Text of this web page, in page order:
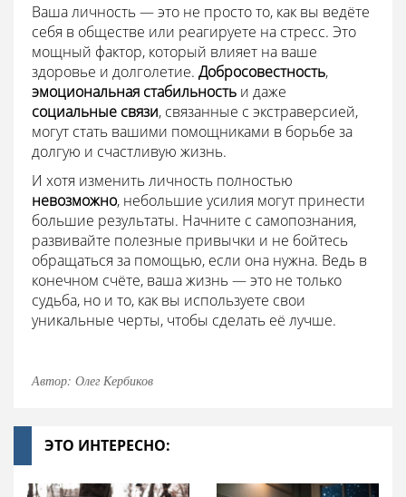
Ваша личность — это не просто то, как вы ведёте
себя в обществе или реагируете на стресс. Это
мощный фактор, который влияет на ваше
здоровье и долголетие. Добросовестность,
эмоциональная стабильность и даже
социальные связи, связанные с экстраверсией,
могут стать вашими помощниками в борьбе за
долгую и счастливую жизнь.
И хотя изменить личность полностью
невозможно, небольшие усилия могут принести
большие результаты. Начните с самопознания,
развивайте полезные привычки и не бойтесь
обращаться за помощью, если она нужна. Ведь в
конечном счёте, ваша жизнь — это не только
судьба, но и то, как вы используете свои
уникальные черты, чтобы сделать её лучше.
Автор: Олег Кербиков
ЭТО ИНТЕРЕСНО: